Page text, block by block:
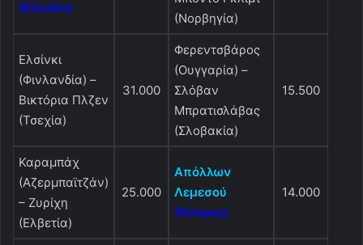
(Ελλάδα)
(Νορβηγία)
Ελσίνκι
(Φινλανδία) –
Βικτόρια Πλζεν
(Τσεχία)
31.000
Φερεντσβάρος
(Ουγγαρία) –
Σλόβαν
Μπρατισλάβας
(Σλοβακία)
15.500
Καραμπάχ
(Αζερμπαϊτζάν)
– Ζυρίχη
(Ελβετία)
25.000
Απόλλων
Λεμεσού
(Κύπρος)
14.000